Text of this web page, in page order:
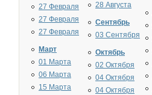
27 Февраля
27 Февраля
27 Февраля
Март
01 Марта
06 Марта
15 Марта
28 Августа
Сентябрь
03 Сентября
Октябрь
02 Октября
04 Октября
04 Октября